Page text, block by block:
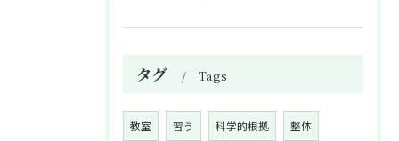
タグ Tags
教室 習う 科学的根拠 整体